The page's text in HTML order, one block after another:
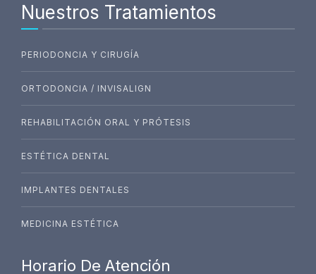
Nuestros Tratamientos
PERIODONCIA Y CIRUGÍA
ORTODONCIA / INVISALIGN
REHABILITACIÓN ORAL Y PRÓTESIS
ESTÉTICA DENTAL
IMPLANTES DENTALES
MEDICINA ESTÉTICA
Horario De Atención